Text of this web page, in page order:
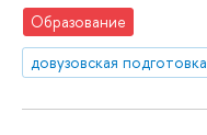
Образование
довузовская подготовка